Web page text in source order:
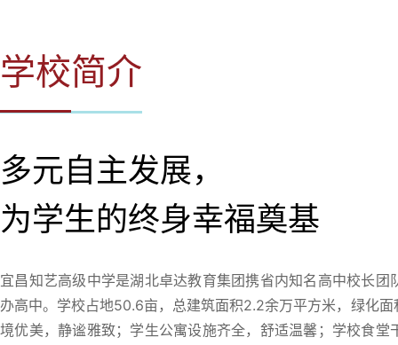
学校简介
多元自主发展，
为学生的终身幸福奠基
宜昌知艺高级中学是湖北卓达教育集团携省内知名高中校长
办高中。学校占地50.6亩，总建筑面积2.2余万平方米，绿化
境优美，静谧雅致；学生公寓设施齐全，舒适温馨；学校食